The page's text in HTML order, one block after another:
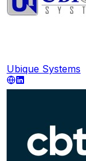
Ubique Systems